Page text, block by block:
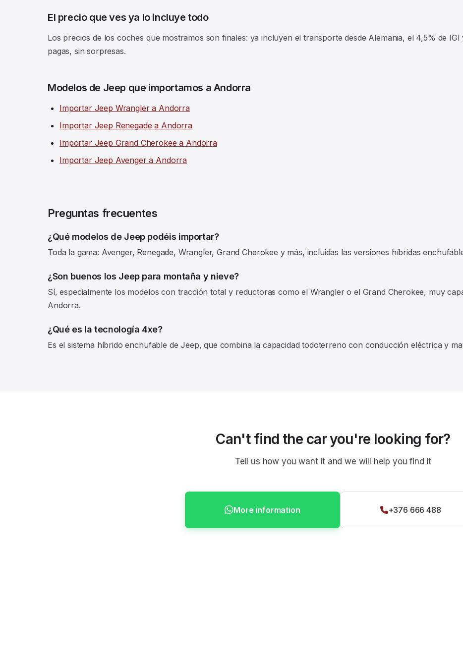
El precio que ves ya lo incluye todo
Los precios de los coches que mostramos son finales: ya incluyen el transporte desde Alemania, el 4,5% de
pagas, sin sorpresas.
Modelos de Jeep que importamos a Andorra
Importar Jeep Wrangler a Andorra
Importar Jeep Renegade a Andorra
Importar Jeep Grand Cherokee a Andorra
Importar Jeep Avenger a Andorra
Preguntas frecuentes
¿Qué modelos de Jeep podéis importar?
Toda la gama: Avenger, Renegade, Wrangler, Grand Cherokee y más, incluidas las versiones híbridas
¿Son buenos los Jeep para montaña y nieve?
Sí, especialmente los modelos con tracción total y reductoras como el Wrangler o el Grand Cherokee, muy
Andorra.
¿Qué es la tecnología 4xe?
Es el sistema híbrido enchufable de Jeep, que combina la capacidad todoterreno con conducción eléctrica y
Can't find the car you're looking for?
Tell us how you want it and we will help you find it
More information +376 666 488